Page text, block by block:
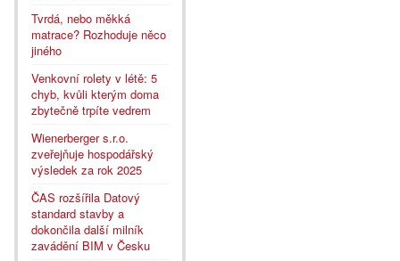
Tvrdá, nebo měkká
matrace? Rozhoduje něco
jiného
Venkovní rolety v létě: 5
chyb, kvůli kterým doma
zbytečně trpíte vedrem
Wienerberger s.r.o.
zveřejňuje hospodářský
výsledek za rok 2025
ČAS rozšířila Datový
standard stavby a
dokončila další milník
zavádění BIM v Česku